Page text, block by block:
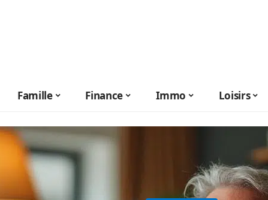
Famille Finance Immo Loisirs